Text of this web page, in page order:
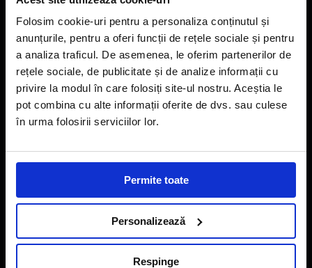
Folosim cookie-uri pentru a personaliza conținutul și
anunțurile, pentru a oferi funcții de rețele sociale și pentru
a analiza traficul. De asemenea, le oferim partenerilor de
rețele sociale, de publicitate și de analize informații cu
privire la modul în care folosiți site-ul nostru. Aceștia le
pot combina cu alte informații oferite de dvs. sau culese
în urma folosirii serviciilor lor.
Permite toate
Personalizează
Respinge
Evenimente
Clinicile Fit4You se alatura campaniei..
Când ne gândim la Craciun, de cele mai multe ori ne aducem
aminte de..